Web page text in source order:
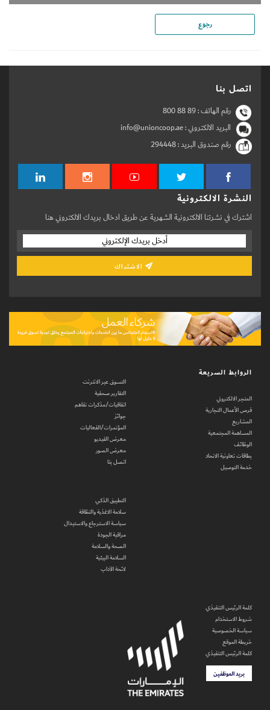
رجوع
اتصل بنا
رقم الهاتف :800 88 89
البريد الالكتروني : info@unioncoop.ae
رقم صندوق البريد :294448
النشرة الالكترونية
اشترك في نشرتنا الالكترونية الشهرية عن طريق ادخال بريدك الالكتروني هنا
الروابط السريعة
المتجر الالكتروني
فرص الأعمال التجارية
المشاريع
المساهمة المجتمعية
الوظائف
بطاقات تعاونية الاتحاد
خدمة التوصيل
التسوق عبر الانترنت
التقارير صحفية
اتفاقيات/مذكرات تفاهم
جوائز
المؤتمرات/الفعاليات
معرض الفيديو
معرض الصور
اتصل بنا
التطبيق الذكي
سلامة الاغذية والنظافة
سياسة الاسترجاع والاستبدال
مراقبة الجودة
الصحة والسلامة
السلامة البيئية
لائحة الآداب
كلمة الرئيس التنفيذي
شروط الاستخدام
سياسة الخصوصية
خريطة الموقع
كلمة الرئيس التنفيذي
بريد الموظفين